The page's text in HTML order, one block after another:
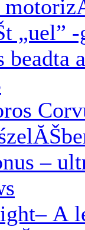
„uel”
beadta
–
A